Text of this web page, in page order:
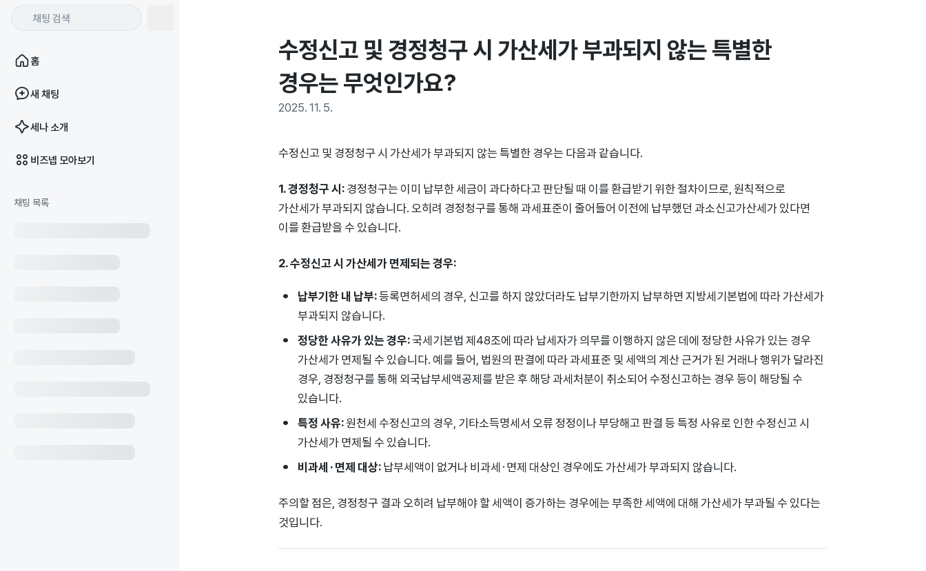
홈
새 채팅
세나 소개
비즈넵 모아보기
채팅 목록
수정신고 및 경정청구 시 가산세가 부과되지 않는 특별한
경우는 무엇인가요?
2025. 11. 5.
수정신고 및 경정청구 시 가산세가 부과되지 않는 특별한 경우는 다음과 같습니다.
1. 경정청구 시:경정청구는 이미 납부한 세금이 과다하다고 판단될 때 이를 환급받기 위한 절차이므로, 원칙적으로
가산세가 부과되지 않습니다. 오히려 경정청구를 통해 과세표준이 줄어들어 이전에 납부했던 과소신고가산세가 있다면
이를 환급받을 수 있습니다.
2. 수정신고 시 가산세가 면제되는 경우:
납부기한 내 납부:등록면허세의 경우, 신고를 하지 않았더라도 납부기한까지 납부하면 지방세기본법에 따라 가산세가
부과되지 않습니다.
정당한 사유가 있는 경우:국세기본법 제48조에 따라 납세자가 의무를 이행하지 않은 데에 정당한 사유가 있는 경우
가산세가 면제될 수 있습니다. 예를 들어, 법원의 판결에 따라 과세표준 및 세액의 계산 근거가 된 거래나 행위가 달라진
경우, 경정청구를 통해 외국납부세액공제를 받은 후 해당 과세처분이 취소되어 수정신고하는 경우 등이 해당될 수
있습니다.
특정 사유:원천세 수정신고의 경우, 기타소득명세서 오류 정정이나 부당해고 판결 등 특정 사유로 인한 수정신고 시
가산세가 면제될 수 있습니다.
비과세·면제 대상:납부세액이 없거나 비과세·면제 대상인 경우에도 가산세가 부과되지 않습니다.
주의할 점은, 경정청구 결과 오히려 납부해야 할 세액이 증가하는 경우에는 부족한 세액에 대해 가산세가 부과될 수 있다는
것입니다.